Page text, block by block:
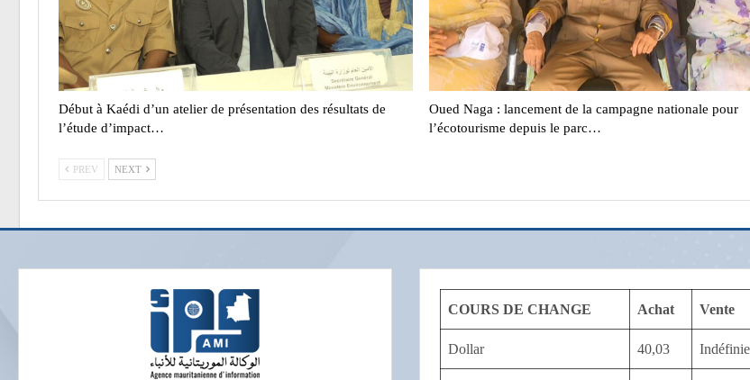
Début à Kaédi d’un atelier de présentation des résultats de
l’étude d’impact…
Oued Naga : lancement de la campagne nationale pour
l’écotourisme depuis le parc…
PREV NEXT
COURS DE CHANGE Achat Vente
Dollar 40,03 Indéfinie